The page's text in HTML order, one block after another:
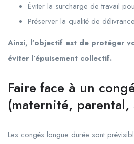
Éviter la surcharge de travail
Préserver la qualité de
Ainsi, l’objectif est de protéger
éviter l’épuisement collectif.
Faire face à un
(maternité, parental,
Les congés longue durée sont